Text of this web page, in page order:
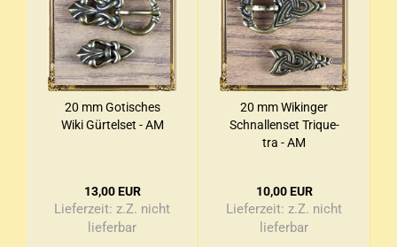
20 mm Go­ti­sches
Wiki Gür­tel­set - AM
13,00 EUR
Lieferzeit: z.Z. nicht
lieferbar
20 mm Wi­kin­ger
Schnal­len­set Tri­que­
tra - AM
10,00 EUR
Lieferzeit: z.Z. nicht
lieferbar